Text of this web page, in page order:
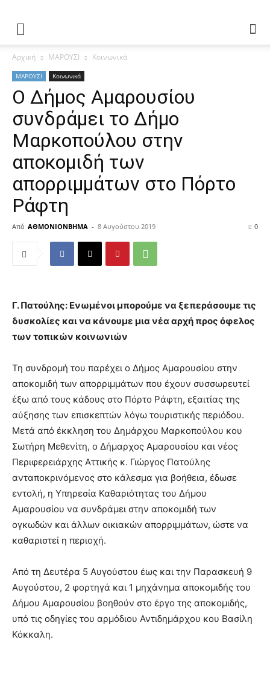
Αρχική ΜΑΡΟΥΣΙ Κοινωνικά
ΜΑΡΟΥΣΙ Κοινωνικά
Ο Δήμος Αμαρουσίου
συνδράμει το Δήμο
Μαρκοπούλου στην
αποκομιδή των
απορριμμάτων στο Πόρτο
Ράφτη
Από ΑΘΜΟΝΙΟΝΒΗΜΑ - 8 Αυγούστου 2019 0
Γ. Πατούλης: Ενωμένοι μπορούμε να ξεπεράσουμε τις
δυσκολίες και να κάνουμε μια νέα αρχή προς όφελος
των τοπικών κοινωνιών
Τη συνδρομή του παρέχει ο Δήμος Αμαρουσίου στην
αποκομιδή των απορριμμάτων που έχουν συσσωρευτεί
έξω από τους κάδους στο Πόρτο Ράφτη, εξαιτίας της
αύξησης των επισκεπτών λόγω τουριστικής περιόδου.
Μετά από έκκληση του Δημάρχου Μαρκοπούλου κου
Σωτήρη Μεθενίτη, ο Δήμαρχος Αμαρουσίου και νέος
Περιφερειάρχης Αττικής κ. Γιώργος Πατούλης
ανταποκρινόμενος στο κάλεσμα για βοήθεια, έδωσε
εντολή, η Υπηρεσία Καθαριότητας του Δήμου
Αμαρουσίου να συνδράμει στην αποκομιδή των
ογκωδών και άλλων οικιακών απορριμμάτων, ώστε να
καθαριστεί η περιοχή.
Από τη Δευτέρα 5 Αυγούστου έως και την Παρασκευή 9
Αυγούστου, 2 φορτηγά και 1 μηχάνημα αποκομιδής του
Δήμου Αμαρουσίου βοηθούν στο έργο της αποκομιδής,
υπό τις οδηγίες του αρμόδιου Αντιδημάρχου κου Βασίλη
Κόκκαλη.